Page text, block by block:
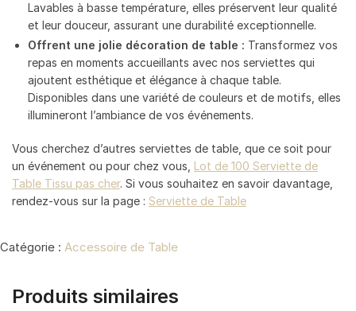
Lavables à basse température, elles préservent leur qualité
et leur douceur, assurant une durabilité exceptionnelle.
Offrent une jolie décoration de table : Transformez vos
repas en moments accueillants avec nos serviettes qui
ajoutent esthétique et élégance à chaque table.
Disponibles dans une variété de couleurs et de motifs, elles
illumineront l’ambiance de vos événements.
Vous cherchez d’autres serviettes de table, que ce soit pour
un événement ou pour chez vous, Lot de 100 Serviette de
Table Tissu pas cher. Si vous souhaitez en savoir davantage,
rendez-vous sur la page : Serviette de Table
Catégorie : Accessoire de Table
Produits similaires